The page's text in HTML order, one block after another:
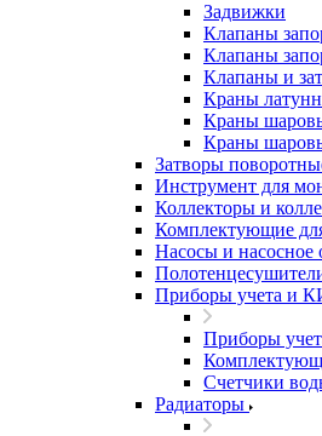
Задвижки
Клапаны
Клапаны
Клапаны и
Краны
Краны
Краны
Затворы
Инструмент для
Коллекторы и
Комплектующие
Насосы и насосное
Приборы учета и
Приборы
Счетчики
Радиаторы